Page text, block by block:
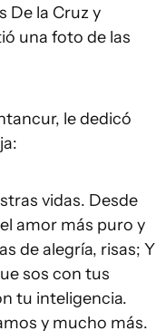
De la Cruz y
una foto de las
le dedicó
vidas. Desde
amor más puro y
de alegría, risas; Y
sos con tus
tu inteligencia.
y mucho más.